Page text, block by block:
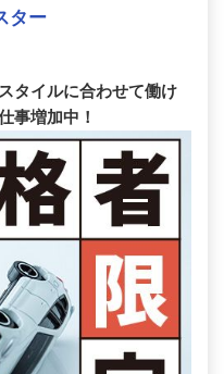
ター
タイルに合わせて働け
事増加中！